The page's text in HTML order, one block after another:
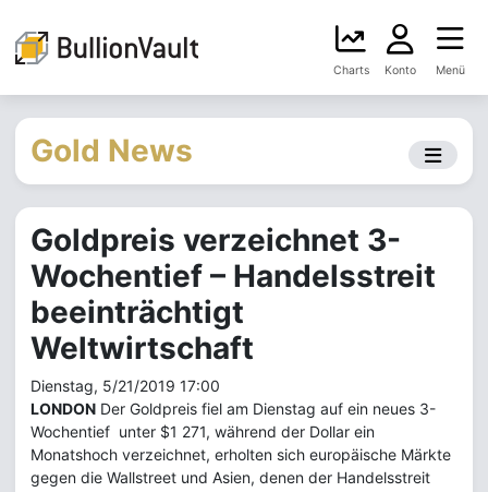
Charts Konto Menü
Gold News
Goldpreis verzeichnet 3-
Wochentief – Handelsstreit
beeinträchtigt
Weltwirtschaft
Dienstag, 5/21/2019 17:00
LONDON Der Goldpreis fiel am Dienstag auf ein neues 3-
Wochentief unter $1 271, während der Dollar ein
Monatshoch verzeichnet, erholten sich europäische Märkte
gegen die Wallstreet und Asien, denen der Handelsstreit